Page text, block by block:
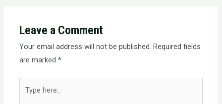
Leave a Comment
Your email address will not be published. Required fields
are marked*
here..